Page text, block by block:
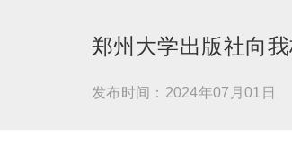
郑州大学出版社向
发布时间：2024年07月01日